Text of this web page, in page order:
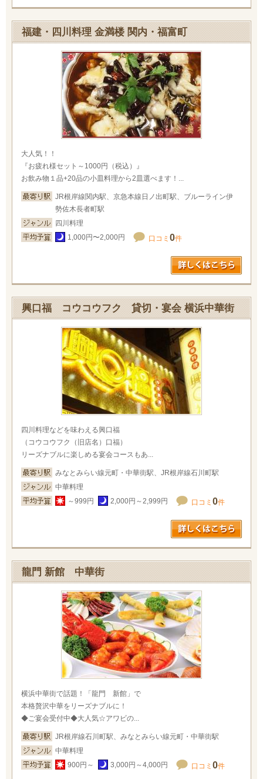
福建・四川料理 金満楼 関内・福富町
大人気！！
『お疲れ様セット～1000円（税込）』
お飲み物１品+20品の小皿料理から2皿選べます！...
JR根岸線関内駅、京急本線日ノ出町駅、ブルーライン伊
勢佐木長者町駅
四川料理
1,000円〜2,000円
口コミ 0件
興口福 コウコウフク 貸切・宴会 横浜中華街
四川料理などを味わえる興口福
（コウコウフク（旧店名）口福）
リーズナブルに楽しめる宴会コースもあ...
みなとみらい線元町・中華街駅、JR根岸線石川町駅
中華料理
～999円
2,000円～2,999円 口コミ 0件
龍門 新館 中華街
横浜中華街で話題！「龍門 新館」で
本格贅沢中華をリーズナブルに！
◆ご宴会受付中◆大人気☆アワビの...
JR根岸線石川町駅、みなとみらい線元町・中華街駅
中華料理
900円～
3,000円～4,000円 口コミ 0件